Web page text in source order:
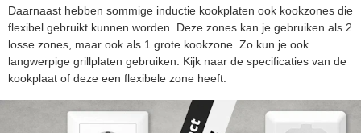
Daarnaast hebben sommige inductie kookplaten ook kookzones die
flexibel gebruikt kunnen worden. Deze zones kan je gebruiken als 2
losse zones, maar ook als 1 grote kookzone. Zo kun je ook
langwerpige grillplaten gebruiken. Kijk naar de specificaties van de
kookplaat of deze een flexibele zone heeft.